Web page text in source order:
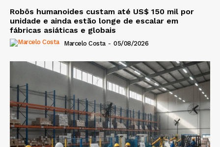
Robôs humanoides custam até US$ 150 mil por
unidade e ainda estão longe de escalar em
fábricas asiáticas e globais
Marcelo Costa - 05/08/2026